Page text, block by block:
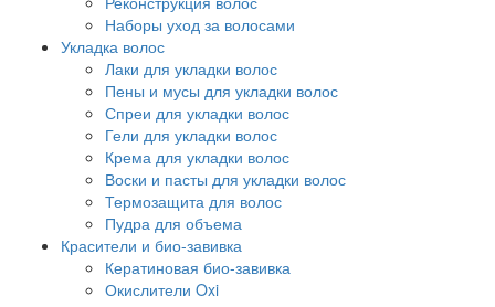
Наборы уход за волосами
Укладка волос
Лаки для укладки волос
Пены и мусы для укладки волос
Спреи для укладки волос
Гели для укладки волос
Крема для укладки волос
Воски и пасты для укладки волос
Термозащита для волос
Пудра для объема
Красители и био-завивка
Кератиновая био-завивка
Окислители Oxi